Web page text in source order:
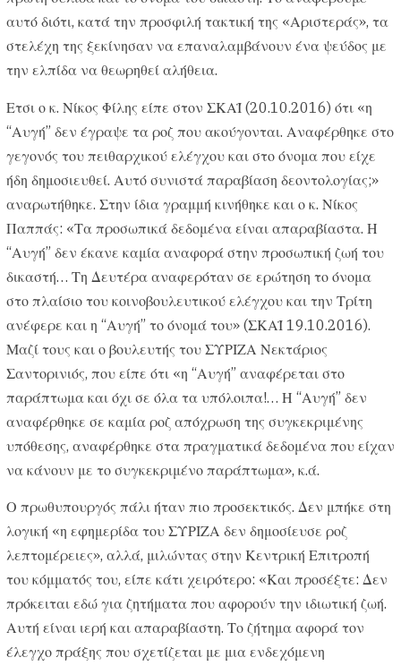
αυτό διότι, κατά την προσφιλή τακτική της «Αριστεράς», τα
στελέχη της ξεκίνησαν να επαναλαμβάνουν ένα ψεύδος με
την ελπίδα να θεωρηθεί αλήθεια.
Ετσι ο κ. Νίκος Φίλης είπε στον ΣΚΑΪ (20.10.2016) ότι «η
“Αυγή” δεν έγραψε τα ροζ που ακούγονται. Αναφέρθηκε στο
γεγονός του πειθαρχικού ελέγχου και στο όνομα που είχε
ήδη δημοσιευθεί. Αυτό συνιστά παραβίαση δεοντολογίας;»
αναρωτήθηκε. Στην ίδια γραμμή κινήθηκε και ο κ. Νίκος
Παππάς: «Τα προσωπικά δεδομένα είναι απαραβίαστα. Η
“Αυγή” δεν έκανε καμία αναφορά στην προσωπική ζωή του
δικαστή… Τη Δευτέρα αναφερόταν σε ερώτηση το όνομα
στο πλαίσιο του κοινοβουλευτικού ελέγχου και την Τρίτη
ανέφερε και η “Αυγή” το όνομά του» (ΣΚΑΪ 19.10.2016).
Μαζί τους και ο βουλευτής του ΣΥΡΙΖΑ Νεκτάριος
Σαντορινιός, που είπε ότι «η “Αυγή” αναφέρεται στο
παράπτωμα και όχι σε όλα τα υπόλοιπα!… Η “Αυγή” δεν
αναφέρθηκε σε καμία ροζ απόχρωση της συγκεκριμένης
υπόθεσης, αναφέρθηκε στα πραγματικά δεδομένα που είχαν
να κάνουν με το συγκεκριμένο παράπτωμα», κ.ά.
Ο πρωθυπουργός πάλι ήταν πιο προσεκτικός. Δεν μπήκε στη
λογική «η εφημερίδα του ΣΥΡΙΖΑ δεν δημοσίευσε ροζ
λεπτομέρειες», αλλά, μιλώντας στην Κεντρική Επιτροπή
του κόμματός του, είπε κάτι χειρότερο: «Και προσέξτε: Δεν
πρόκειται εδώ για ζητήματα που αφορούν την ιδιωτική ζωή.
Αυτή είναι ιερή και απαραβίαστη. Το ζήτημα αφορά τον
έλεγχο πράξης που σχετίζεται με μια ενδεχόμενη